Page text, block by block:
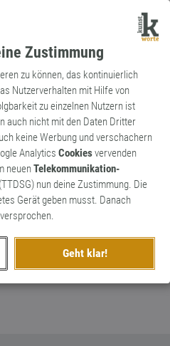
Zustimmung
zu können, das kontinuierlich
Nutzerverhalten mit Hilfe von
zu einzelnen Nutzern ist
auch nicht mit den Daten Dritter
keine Werbung und verschachern
Analytics Cookiesvervenden
neuenTelekommunikation-
(TTDSG) nun deine Zustimmung. Die
Gerät geben musst. Danach
Geht klar!
Archaismus
von Uzina
in die DDR
0
2020